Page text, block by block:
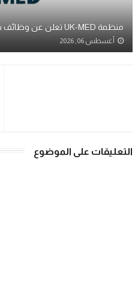
منظمة UK-MED تعلن عن وظائف شاغرة
أغسطس 06, 2026
التعليقات على الموضوع